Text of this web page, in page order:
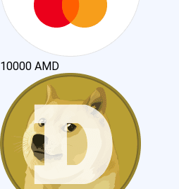
10000 AMD